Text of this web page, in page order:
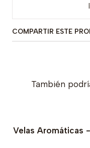
COMPARTIR ESTE
También
Velas Aromáticas